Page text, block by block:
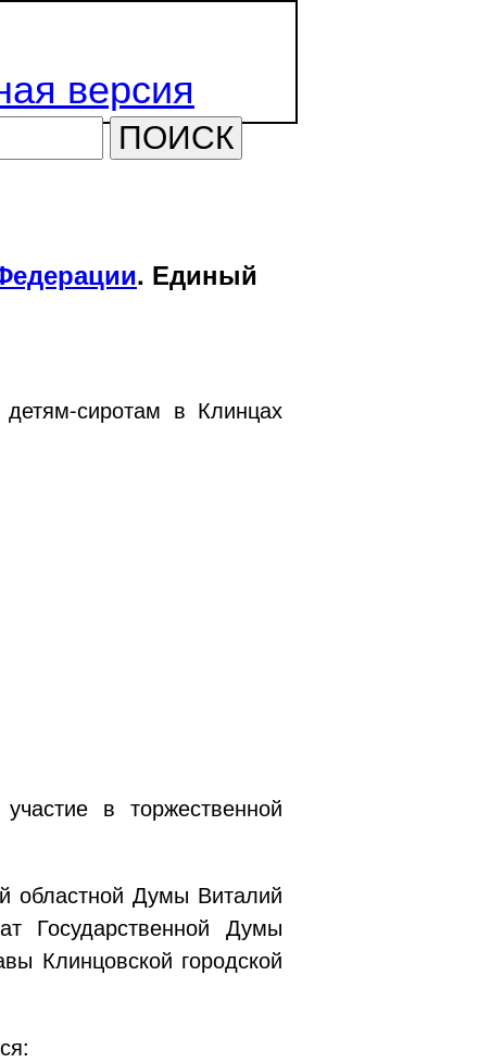
версия
ПОИСК
. Единый
сиротам в Клинцах
в торжественной
областной Думы Виталий
Государственной Думы
Клинцовской городской